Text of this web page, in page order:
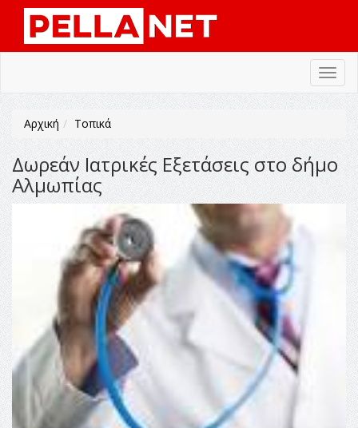
Αρχική Τοπικά
Δωρεάν Ιατρικές Εξετάσεις στο δήμο
Αλμωπίας